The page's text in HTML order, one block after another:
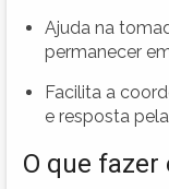
Ajuda na
permanecer
Facilita a
e resposta
O que